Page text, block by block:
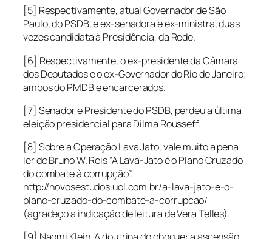
[5] Respectivamente, atual Governador de São
Paulo, do PSDB, e ex-senadora e ex-ministra, duas
vezes candidata à Presidência, da Rede.
[6] Respectivamente, o ex-presidente da Câmara
dos Deputados e o ex-Governador do Rio de Janeiro;
ambos do PMDB e encarcerados.
[7] Senador e Presidente do PSDB, perdeu a última
eleição presidencial para Dilma Rousseff.
[8] Sobre a Operação Lava Jato, vale muito a pena
ler de Bruno W. Reis “A Lava-Jato é o Plano Cruzado
do combate à corrupção”.
http://novosestudos.uol.com.br/a-lava-jato-e-o-
plano-cruzado-do-combate-a-corrupcao/
(agradeço a indicação de leitura de Vera Telles).